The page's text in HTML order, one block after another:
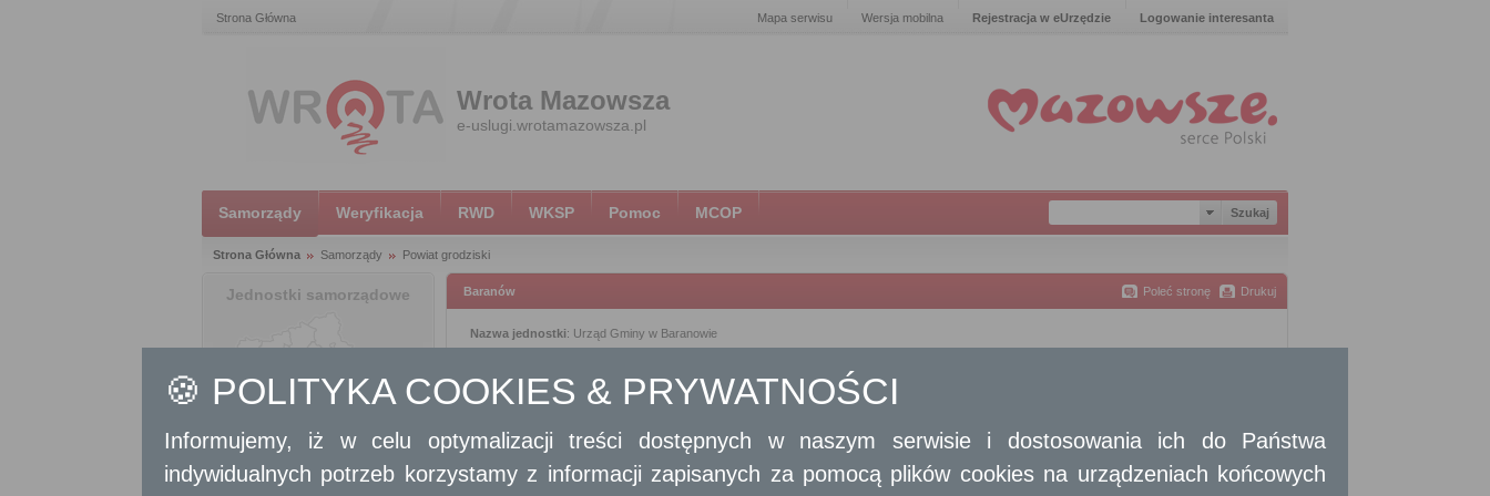
Strona Główna Mapa serwisu Wersja mobilna Rejestracja w eUrzędzie Logowanie interesanta
Wrota Mazowsza
e-uslugi.wrotamazowsza.pl
Samorządy Weryfikacja RWD WKSP Pomoc MCOP
Strona Główna Samorządy Powiat grodziski
Jednostki samorządowe Baranów Poleć stronę Drukuj
Nazwa jednostki: Urząd Gminy w Baranowie
Urząd Gminy w Baranowie, Armii Krajowej 87, 96-314 Baranów
urzad@gmina-baranow.pl
Strona www: www.gmina-baranow.pl
🍪 POLITYKA COOKIES & PRYWATNOŚCI
Informujemy, iż w celu optymalizacji treści dostępnych w naszym serwisie i dostosowania ich do Państwa
indywidualnych potrzeb korzystamy z informacji zapisanych za pomocą plików cookies na urządzeniach końcowych